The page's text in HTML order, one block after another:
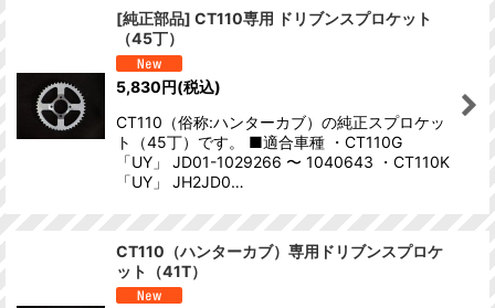
[純正部品] CT110専用 ドリブンスプロケット
（45丁）
5,830円(税込)
CT110（俗称:ハンターカブ）の純正スプロケッ
ト（45丁）です。 ■適合車種 ・CT110G
「UY」 JD01-1029266 〜 1040643 ・CT110K
「UY」 JH2JD0…
CT110（ハンターカブ）専用ドリブンスプロケ
ット（41T）